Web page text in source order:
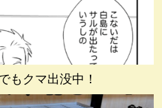
もクマ出没中！